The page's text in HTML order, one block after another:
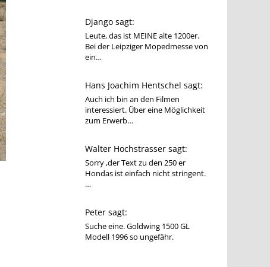
Django sagt:
Leute, das ist MEINE alte 1200er.
Bei der Leipziger Mopedmesse von
ein…
Hans Joachim Hentschel sagt:
Auch ich bin an den Filmen
interessiert. Über eine Möglichkeit
zum Erwerb…
Walter Hochstrasser sagt:
Sorry ,der Text zu den 250 er
Hondas ist einfach nicht stringent.
…
Peter sagt:
Suche eine. Goldwing 1500 GL
Modell 1996 so ungefähr.